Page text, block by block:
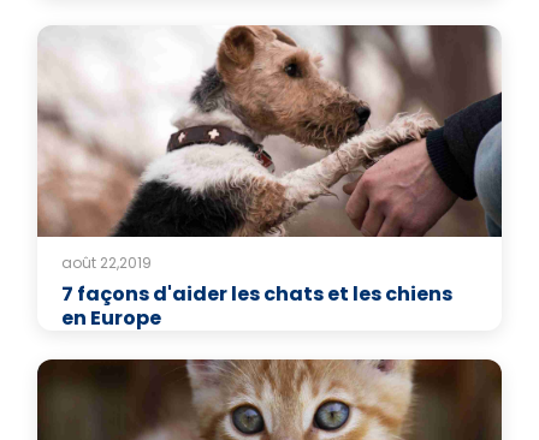
août 22,2019
7 façons d'aider les chats et les chiens
en Europe